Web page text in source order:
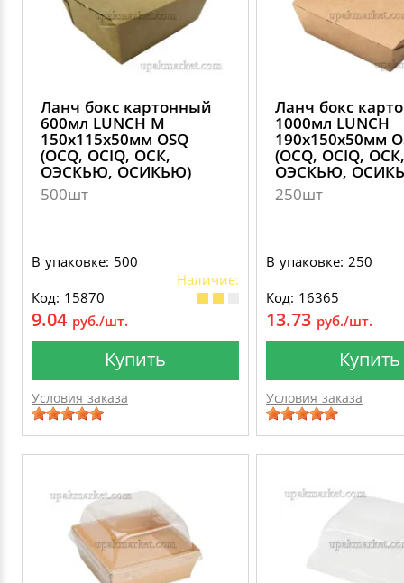
Ланч бокс картонный
600мл LUNCH M
150х115х50мм OSQ
(OCQ, OCIQ, ОСК,
ОЭСКЬЮ, ОСИКЬЮ)
500шт
В упаковке: 500
Наличие:
Код: 15870
9.04 руб./шт.
Купить
Условия заказа
Ланч бокс
1000мл LUNCH
190х150х50мм
(OCQ, OCIQ, ОСК,
ОЭСКЬЮ,
250шт
В упаковке: 250
Код: 16365
13.73 руб./шт.
Купить
Условия заказа